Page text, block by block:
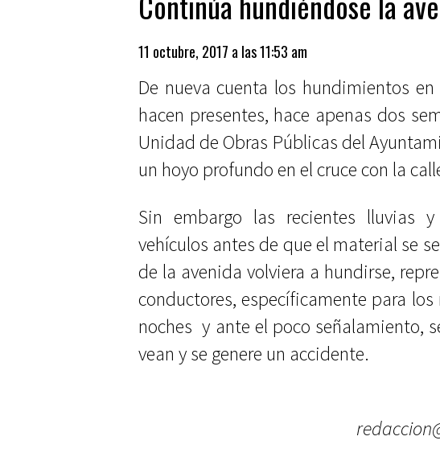
11 octubre, 2017 a las 11:53 am
De nueva cuenta los hundimientos
hacen presentes, hace apenas dos
Unidad de Obras Públicas del
un hoyo profundo en el cruce con la
Sin embargo las recientes lluvias
vehículos antes de que el material se
de la avenida volviera a hundirse,
conductores, específicamente para
noches y ante el poco señalamiento,
vean y se genere un accidente.